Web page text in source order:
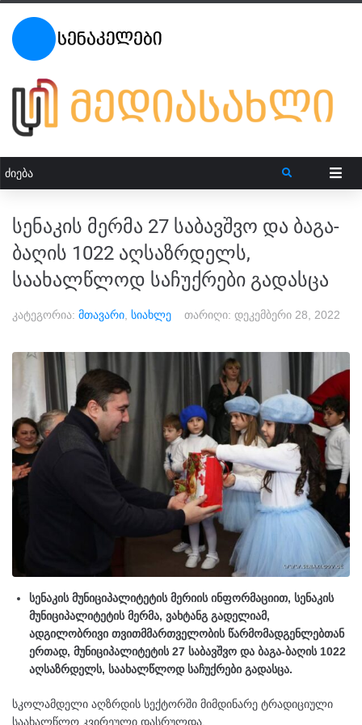
სენაკის მერმა 27 საბავშვო და ბაგა-
ბაღის 1022 აღსაზრდელს,
საახალწლოდ საჩუქრები გადასცა
კატეგორია: მთავარი სიახლე თარიღი: დეკემბერი 28, 2022
სენაკის მუნიციპალიტეტის მერიის ინფორმაციით, სენაკის
მუნიციპალიტეტის მერმა, ვახტანგ გადელიამ,
ადგილობრივი თვითმმართველობის წარმომადგენლებთან
ერთად, მუნიციპალიტეტის 27 საბავშვო და ბაგა-ბაღის 1022
აღსაზრდელს, საახალწლოდ საჩუქრები გადასცა.
სკოლამდელი აღზრდის სექტორში მიმდინარე ტრადიციული
საახალწლო კვირეული დასრულდა.